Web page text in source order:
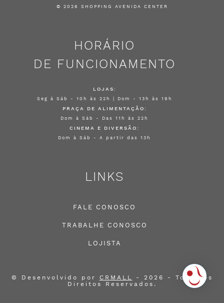
© 2026 SHOPPING AVENIDA CENTER
HORÁRIO
DE FUNCIONAMENTO
LOJAS:
Seg à Sáb - 10h às 22h | Dom - 13h às 19h
PRAÇA DE ALIMENTAÇÃO:
Dom à Sáb - Das 11h às 22h
CINEMA E DIVERSÃO:
Dom à Sáb - A partir das 13h
LINKS
FALE CONOSCO
TRABALHE CONOSCO
LOJISTA
© Desenvolvido por CRMALL
- 2026 - Todos os
Direitos Reservados.